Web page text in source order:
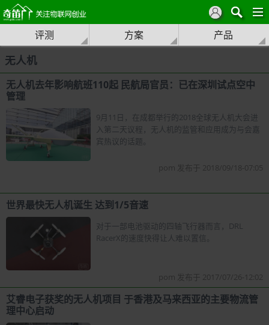
评测 方案 产品
无人机
无人机去年影响航班110起 民航局官员：已在深圳试点空中
管理
9月11日，在成都举行的2018全球无人机大会进
入第二天议程，无人机的监管和应用成为与会嘉
宾热议的话题。
pom 发布于 2018/09/18-07:05
世界最快无人机诞生 达到1/5音速
对于一部电池驱动的四轴飞行器而言，DRL
RacerX的速度快得让人难以置信。
pom 发布于 2017/07/26-12:02
艾睿电子获奖的无人机项目 于香港及马来西亚的主要物流管
理中心启动